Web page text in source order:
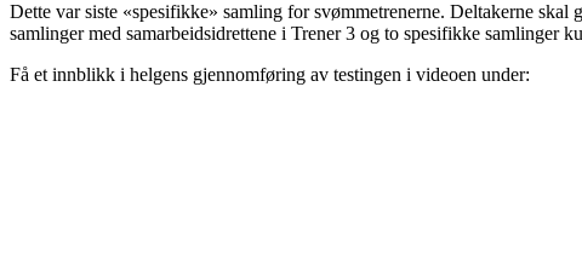
Dette var siste «spesifikke» samling for svømmetrenerne. Deltakerne
samlinger med samarbeidsidrettene i Trener 3 og to spesifikke samlinger
Få et innblikk i helgens gjennomføring av testingen i videoen under: